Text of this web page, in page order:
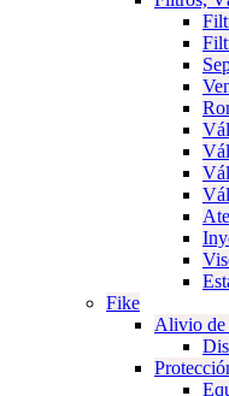
Fike
Alivio de